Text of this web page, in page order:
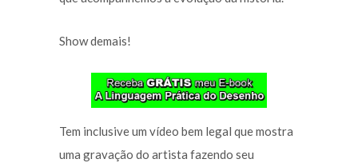
Show demais!
Tem inclusive um vídeo bem legal que mostra
uma gravação do artista fazendo seu